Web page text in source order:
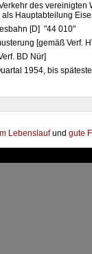
des vereinigten
Hauptabteilung
[D] "44 010"
[gemäß Verf.
BD Nür]
1954, bis
Lebenslaufund gute